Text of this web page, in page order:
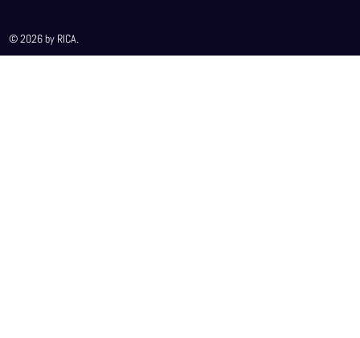
© 2026 by RICA.